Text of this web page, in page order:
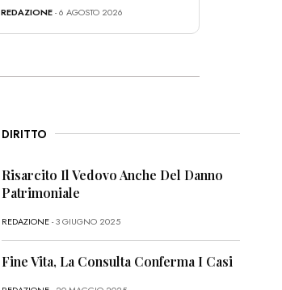
REDAZIONE- 6 AGOSTO 2026
DIRITTO
Risarcito Il Vedovo Anche Del Danno
Patrimoniale
REDAZIONE- 3 GIUGNO 2025
Fine Vita, La Consulta Conferma I Casi